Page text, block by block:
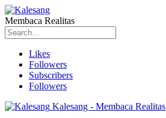
Membaca Realitas
Likes
Followers
Subscribers
Followers
Kalesang - Membaca Realitas